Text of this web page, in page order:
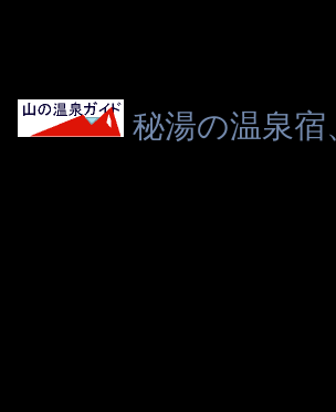
秘湯の温泉